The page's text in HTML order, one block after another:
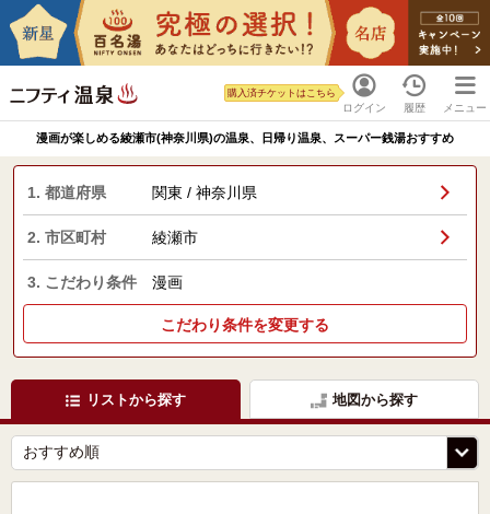
ログイン
購入済チケットはこちら
履歴 メニュー
漫画が楽しめる綾瀬市(神奈川県)の温泉、日帰り温泉、スーパー銭湯おすすめ
1. 都道府県 関東 / 神奈川県
2. 市区町村 綾瀬市
3. こだわり条件 漫画
こだわり条件を変更する
リストから探す 地図から探す